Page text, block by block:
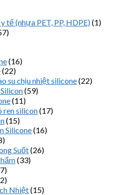
tế (nhựa PET, PP, HDPE)(1)
(16)
(22)
su chịu nhiệt silicone(22)
(59)
(11)
ren silicon(17)
(15)
Silicone(16)
Suốt(26)
(33)
Nhiệt(15)